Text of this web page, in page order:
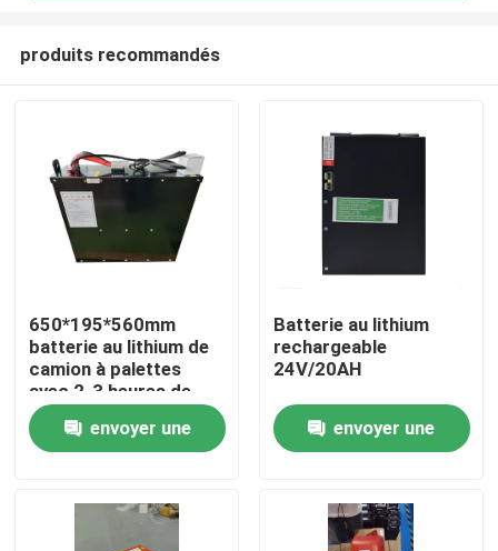
Maison
Au sujet de nous
Visite d'usine
produits recommandés
650*195*560mm
batterie au lithium de
camion à palettes
avec 2-3 heures de
temps de décharge
pour les opérations
envoyer une
Batterie au lithium
rechargeable
24V/20AH
envoyer une